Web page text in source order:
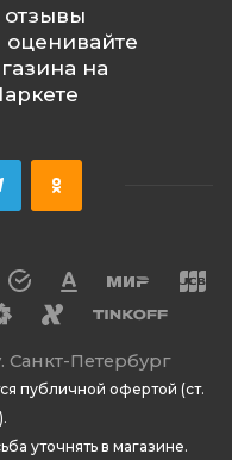
Санкт-Петербург
публичной офертой (ст.
уточнять в магазине.